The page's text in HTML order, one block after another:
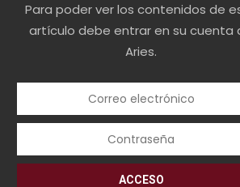
Para poder ver los contenidos de
artículo debe entrar en su cuenta
Aries.